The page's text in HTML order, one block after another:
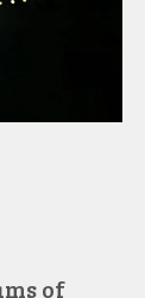
of